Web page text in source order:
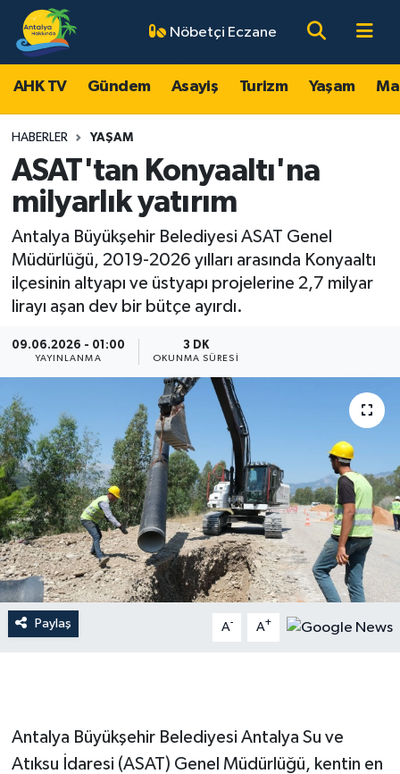
Nöbetçi Eczane
AHK TV Gündem Asayiş Turizm Yaşam
HABERLER YAŞAM
ASAT'tan Konyaaltı'na
milyarlık yatırım
Antalya Büyükşehir Belediyesi ASAT Genel
Müdürlüğü, 2019-2026 yılları arasında Konyaaltı
ilçesinin altyapı ve üstyapı projelerine 2,7 milyar
lirayı aşan dev bir bütçe ayırdı.
09.06.2026 - 01:00
YAYINLANMA
3 DK
OKUNMA SÜRESI
Paylaş A- A+
Antalya Büyükşehir Belediyesi Antalya Su ve
Atıksu İdaresi (ASAT) Genel Müdürlüğü, kentin en
AHK TV
Gündem
Asayiş
Turizm
Yaşam
Magazin
Ekonomi
Dünya
Resmi Reklamlar
Antalya Nöbetçi Eczaneler
Antalya Hava Durumu
Antalya Namaz Vakitleri
Antalya Trafik Yoğunluk Haritası
Süper Lig Puan Durumu ve Fikstür
Tüm Manşetler
Son Dakika Haberleri